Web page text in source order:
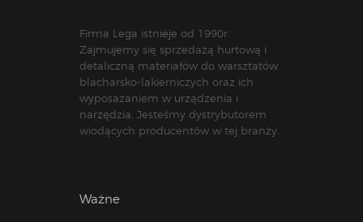
Firma Lega istnieje od 1990r.
Zajmujemy się sprzedażą hurtową i
detaliczną materiałów do warsztatów
blacharsko-lakierniczych oraz ich
wyposażaniem w urządzenia i
narzędzia. Jesteśmy dystrybutorem
wiodących producentów w tej branży.
Ważne